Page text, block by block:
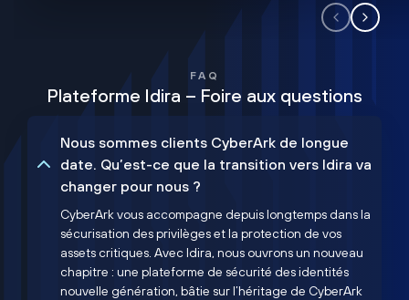
FAQ
Plateforme Idira – Foire aux questions
Nous sommes clients CyberArk de longue
date. Qu’est-ce que la transition vers Idira va
changer pour nous ?
CyberArk vous accompagne depuis longtemps dans la
sécurisation des privilèges et la protection de vos
assets critiques. Avec Idira, nous ouvrons un nouveau
chapitre : une plateforme de sécurité des identités
nouvelle génération, bâtie sur l’héritage de CyberArk